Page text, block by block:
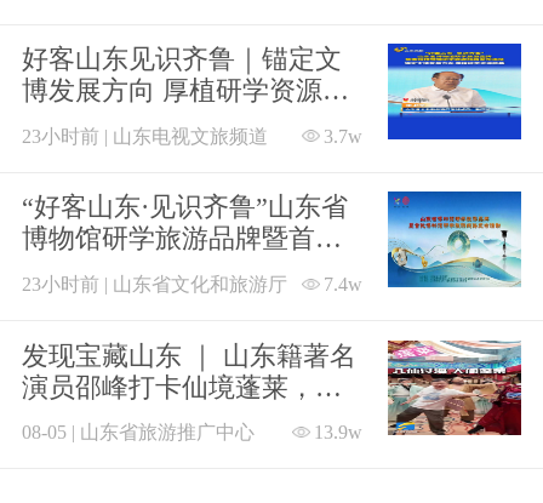
好客山东见识齐鲁｜锚定文
博发展方向 厚植研学资源根
基
23小时前 | 山东电视文旅频道 3.7w
“好客山东·见识齐鲁”山东省
博物馆研学旅游品牌暨首批
博物馆研学旅游线路发布活
动在济南举办
23小时前 | 山东省文化和旅游厅 7.4w
发现宝藏山东 ｜ 山东籍著名
演员邵峰打卡仙境蓬莱，邀
请全国游客朋友来山东过神
仙日子
08-05 | 山东省旅游推广中心 13.9w